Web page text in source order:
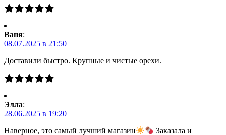
Ваня:
08.07.2025 в 21:50
Доставили быстро. Крупные и чистые орехи.
Элла:
28.06.2025 в 19:20
Наверное, это самый лучший магазин Заказала и